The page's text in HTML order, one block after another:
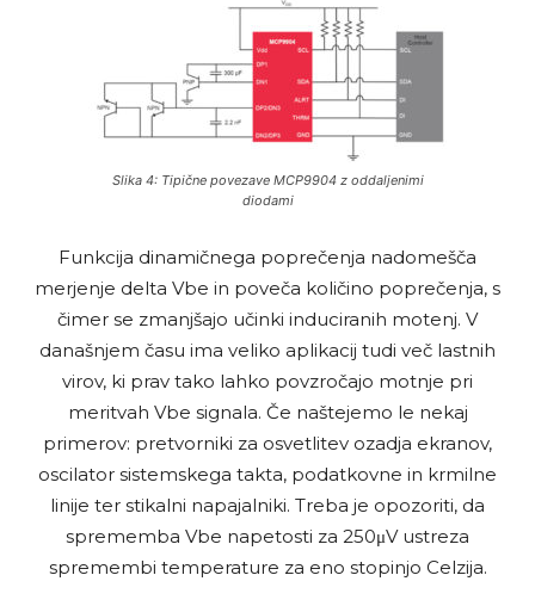
Slika 4: Tipične povezave MCP9904 z oddaljenimi
diodami
Funkcija dinamičnega poprečenja nadomešča
merjenje delta Vbe in poveča količino poprečenja, s
čimer se zmanjšajo učinki induciranih motenj. V
današnjem času ima veliko aplikacij tudi več lastnih
virov, ki prav tako lahko povzročajo motnje pri
meritvah Vbe signala. Če naštejemo le nekaj
primerov: pretvorniki za osvetlitev ozadja ekranov,
oscilator sistemskega takta, podatkovne in krmilne
linije ter stikalni napajalniki. Treba je opozoriti, da
sprememba Vbe napetosti za 250μV ustreza
spremembi temperature za eno stopinjo Celzija.